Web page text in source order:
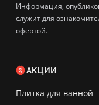
Информация,
служит для
офертой.
АКЦИИ
Плитка для ванной